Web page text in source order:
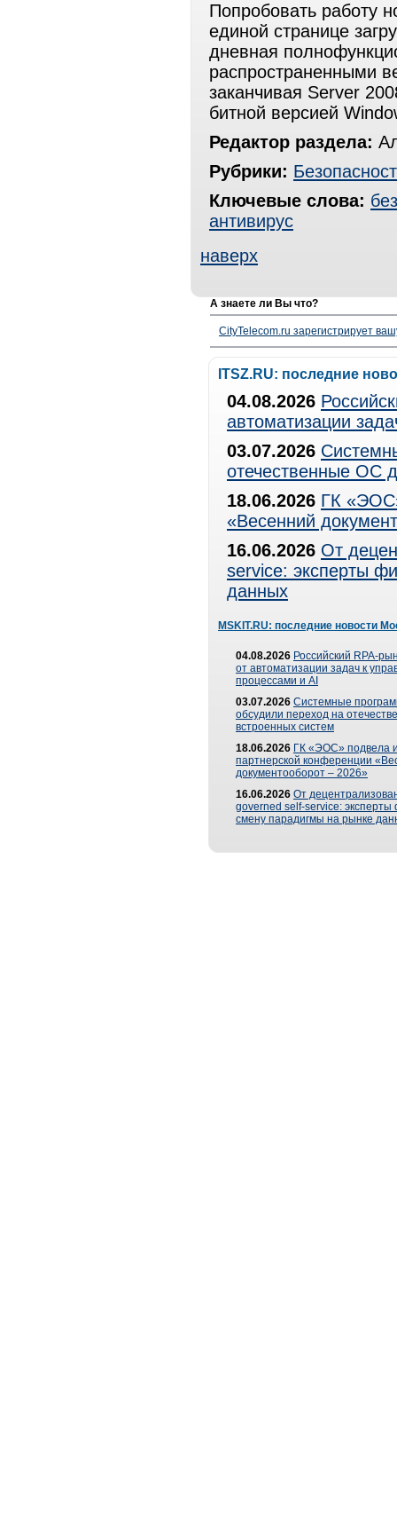
Попробовать работу
единой странице
дневная
распространенными
заканчивая Server
битной версией
Редактор раздела:
Рубрики:
Ключевые слова:
антивирус
наверх
А знаете ли Вы что?
CityTelecom.ru зарегистрирует
ITSZ.RU: последние
04.08.2026
автоматизации
03.07.2026
отечественные ОС
18.06.2026 ГК
«Весенний
16.06.2026 От
service: эксперты
данных
MSKIT.RU: последние новости
04.08.2026 Российский RPA-
от автоматизации задач к
процессами и AI
03.07.2026 Системные
обсудили переход на
встроенных систем
18.06.2026 ГК «ЭОС» подвела
партнерской конференции
документооборот – 2026»
16.06.2026 От
governed self-service: эксперты
смену парадигмы на рынке